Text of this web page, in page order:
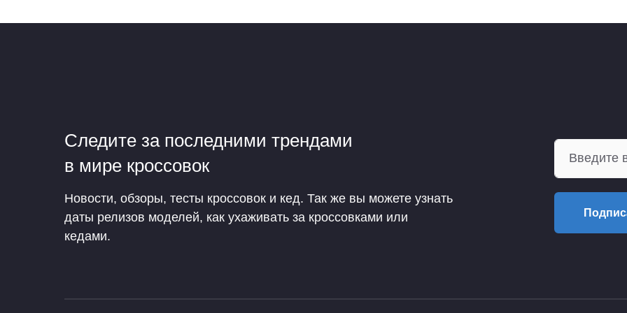
Следите за последними трендами
в мире кроссовок
Новости, обзоры, тесты кроссовок и кед. Так же вы можете узнать
даты релизов моделей, как ухаживать за кроссовками или
кедами.